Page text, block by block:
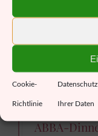
Cookie-
Richtlinie Ihrer Daten
ABBA-